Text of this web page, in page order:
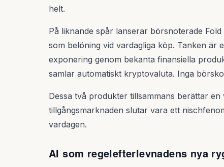
helt.
På liknande spår lanserar börsnoterade
som belöning vid vardagliga köp. Tanken är
exponering genom bekanta finansiella
samlar automatiskt kryptovaluta. Inga
Dessa två produkter tillsammans berättar en
tillgångsmarknaden slutar vara ett
vardagen.
AI som regelefterlevnadens nya